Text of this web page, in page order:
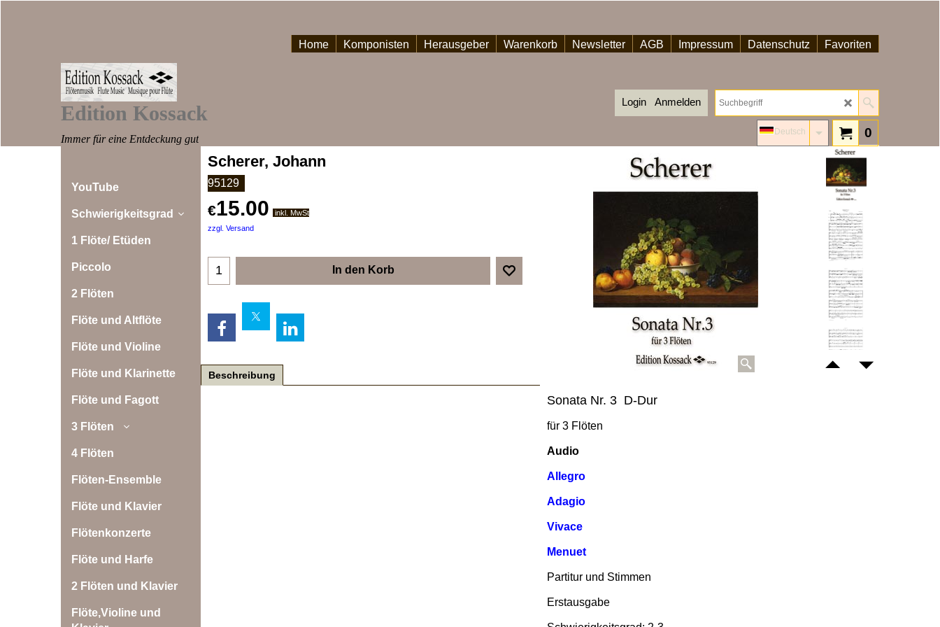
Home Komponisten Herausgeber Warenkorb Newsletter AGB Impressum Datenschutz Favoriten
Edition Kossack
Immer für eine Entdeckung gut
Login Anmelden
0
Deutsch
YouTube
Schwierigkeitsgrad
1 Flöte/ Etüden
Piccolo
2 Flöten
Flöte und Altflöte
Flöte und Violine
Flöte und Klarinette
Flöte und Fagott
3 Flöten
4 Flöten
Flöten-Ensemble
Flöte und Klavier
Flötenkonzerte
Flöte und Harfe
2 Flöten und Klavier
Flöte,Violine und
Scherer, Johann
95129
€15.00
inkl. MwSt
zzgl. Versand
In den Korb
Beschreibung
Sonata Nr. 3 D-Dur
für 3 Flöten
Audio
Allegro
Adagio
Vivace
Menuet
Partitur und Stimmen
Erstausgabe